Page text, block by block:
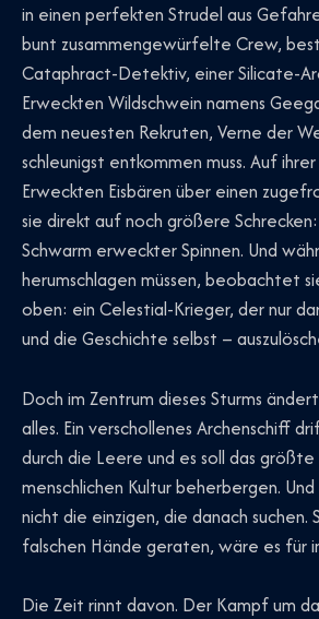
in einen perfekten Strudel aus
bunt zusammengewürfelte Crew,
Cataphract-Detektiv, einer Silicate-
Erweckten Wildschwein namens
dem neuesten Rekruten, Verne der
schleunigst entkommen muss. Auf
Erweckten Eisbären über einen
sie direkt auf noch größere
Schwarm erweckter Spinnen. Und
herumschlagen müssen, beobachtet
oben: ein Celestial-Krieger, der nur
und die Geschichte selbst –
Doch im Zentrum dieses Sturms
alles. Ein verschollenes Archenschiff
durch die Leere und es soll das
menschlichen Kultur beherbergen.
nicht die einzigen, die danach suchen.
falschen Hände geraten, wäre es für
Die Zeit rinnt davon. Der Kampf um